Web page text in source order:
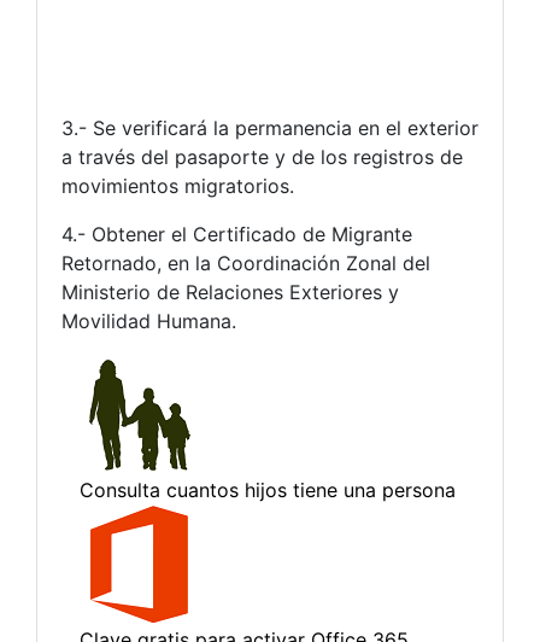
3.- Se verificará la permanencia en el exterior
a través del pasaporte y de los registros de
movimientos migratorios.
4.- Obtener el Certificado de Migrante
Retornado, en la Coordinación Zonal del
Ministerio de Relaciones Exteriores y
Movilidad Humana.